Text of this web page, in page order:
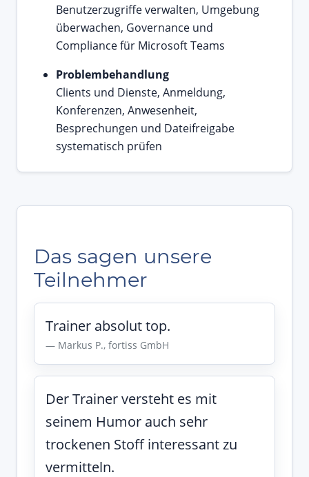
Benutzerzugriffe verwalten, Umgebung
überwachen, Governance und
Compliance für Microsoft Teams
Problembehandlung
Clients und Dienste, Anmeldung,
Konferenzen, Anwesenheit,
Besprechungen und Dateifreigabe
systematisch prüfen
Das sagen unsere
Teilnehmer
Trainer absolut top.
Markus P., fortiss GmbH
Der Trainer versteht es mit
seinem Humor auch sehr
trockenen Stoff interessant zu
vermitteln.